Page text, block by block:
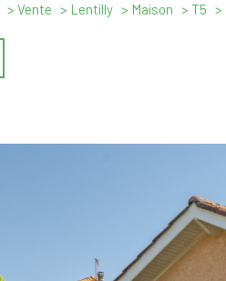
Vente Lentilly Maison T5